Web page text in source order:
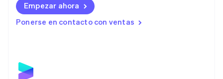
Empezar ahora
Ponerse en contacto con ventas
Lituania
English
Luxemburgo
Malta
English